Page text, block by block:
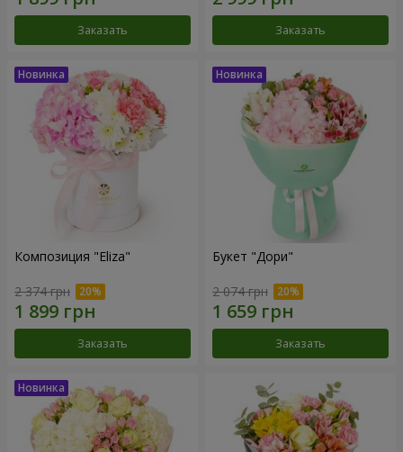
Заказать Заказать
Композиция "Eliza"
2 374 грн
Заказать
Букет "Дори"
2 074 грн
Заказать